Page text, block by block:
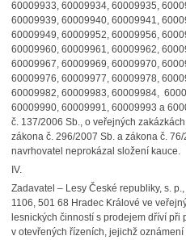
60009933, 60009934, 60009935,
60009939, 60009940, 60009941,
60009949, 60009952, 60009956,
60009960, 60009961, 60009962,
60009967, 60009969, 60009970,
60009976, 60009977, 60009978,
60009982, 60009983, 60009984,
60009990, 60009991, 60009993 a
č. 137/2006 Sb., o veřejných
zákona č. 296/2007 Sb. a zákona č.
navrhovatel neprokázal složení kauce.
IV.
Zadavatel – Lesy České republiky, s.
1106, 501 68 Hradec Králové ve
lesnických činností s prodejem dříví při
v otevřených řízeních, jejichž